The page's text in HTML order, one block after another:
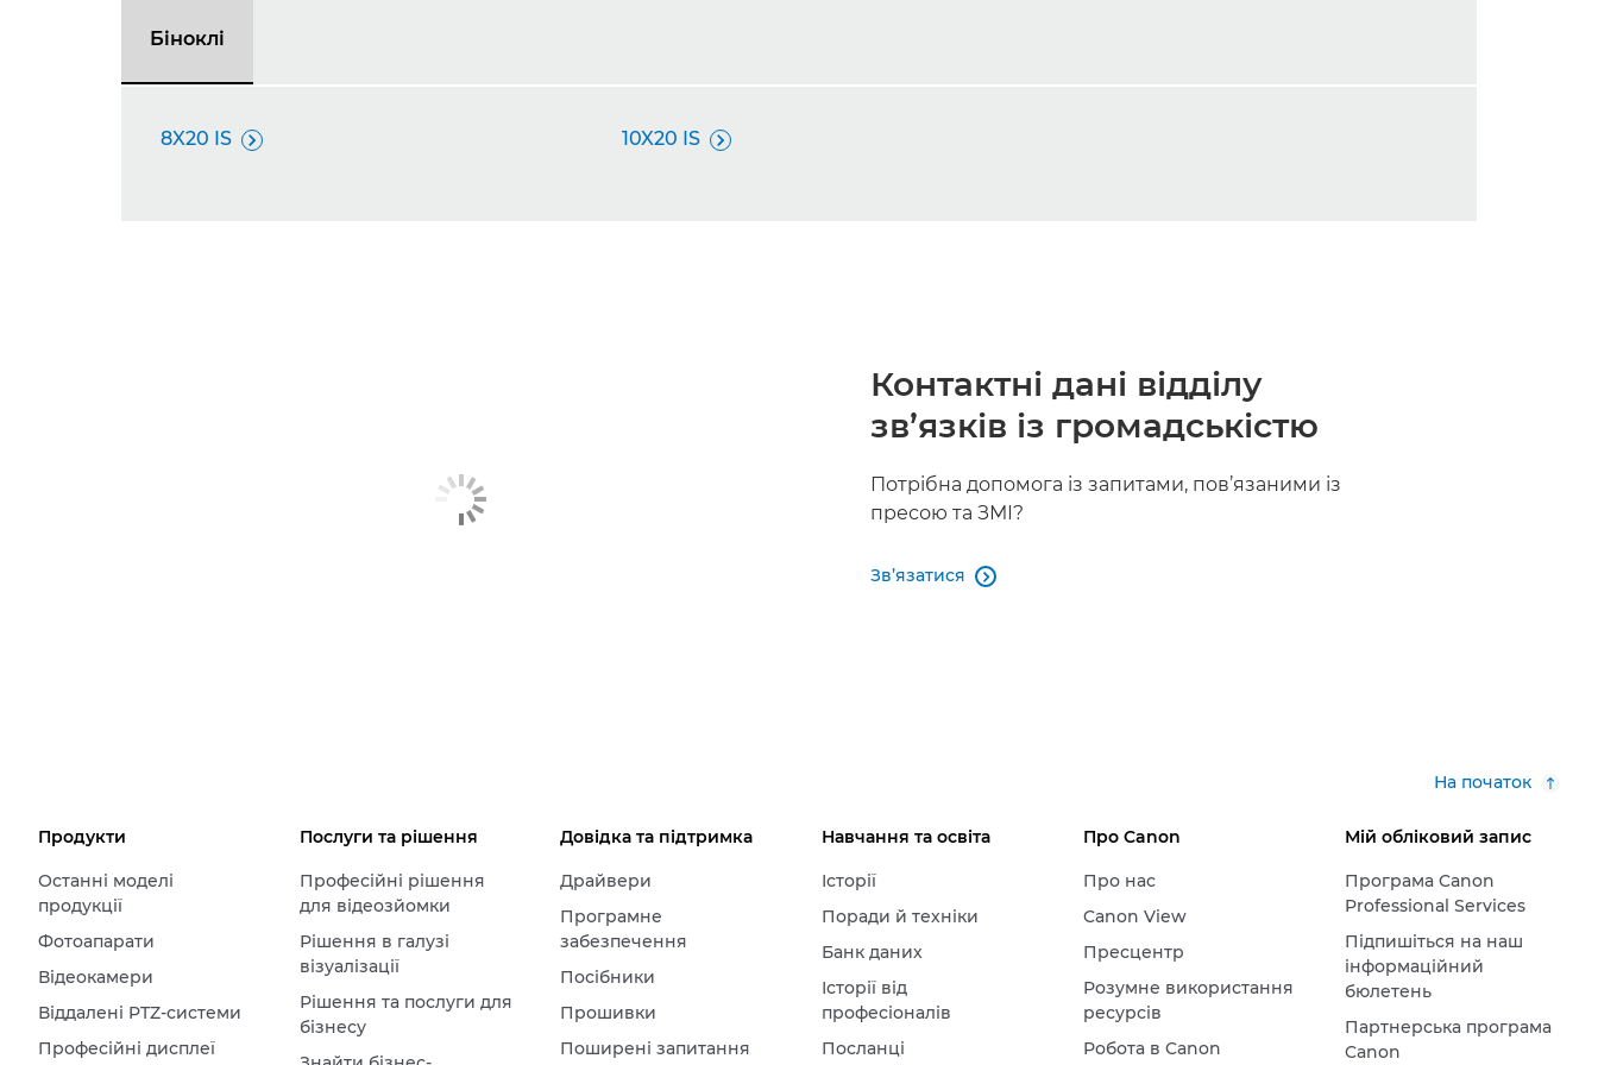
Біноклі
8X20 IS  10X20 IS 
Контактні дані відділу
зв’язків із громадськістю
Потрібна допомога із запитами, пов’язаними із
пресою та ЗМІ?
Зв’язатися 
На початок
Продукти
Останні моделі
продукції
Фотоапарати
Відеокамери
Віддалені PTZ-системи
Професійні дисплеї
Послуги та рішення
Професійні рішення
для відеозйомки
Рішення в галузі
візуалізації
Рішення та послуги для
бізнесу
Довідка та підтримка
Драйвери
Програмне
забезпечення
Посібники
Прошивки
Поширені запитання
Навчання та освіта
Історії
Поради й техніки
Банк даних
Історії від
професіоналів
Посланці
Про Canon
Про нас
Canon View
Пресцентр
Розумне використання
ресурсів
Робота в Canon
Мій обліковий запис
Програма Canon
Professional Services
Підпишіться на наш
інформаційний
бюлетень
Партнерська програма
Canon